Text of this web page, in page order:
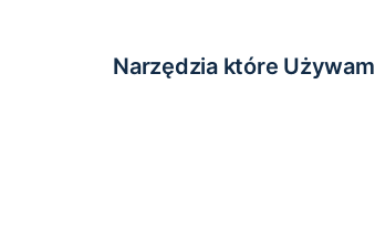
Narzędzia które Używam